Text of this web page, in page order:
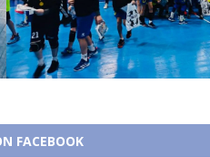
FACEBOOK